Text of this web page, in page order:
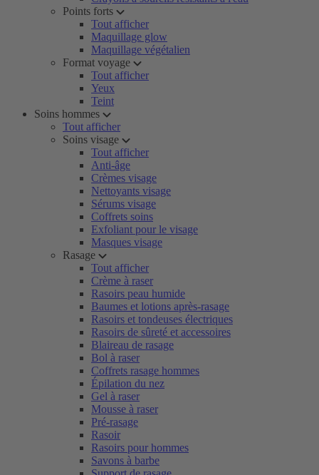
Points forts
Tout afficher
Maquillage glow
Maquillage végétalien
Format voyage
Tout afficher
Yeux
Teint
Soins hommes
Tout afficher
Soins visage
Tout afficher
Anti-âge
Crèmes visage
Nettoyants visage
Sérums visage
Coffrets soins
Exfoliant pour le visage
Masques visage
Rasage
Tout afficher
Crème à raser
Rasoirs peau humide
Baumes et lotions après-rasage
Rasoirs et tondeuses électriques
Rasoirs de sûreté et accessoires
Blaireau de rasage
Bol à raser
Coffrets rasage hommes
Épilation du nez
Gel à raser
Mousse à raser
Pré-rasage
Rasoir
Rasoirs pour hommes
Savons à barbe